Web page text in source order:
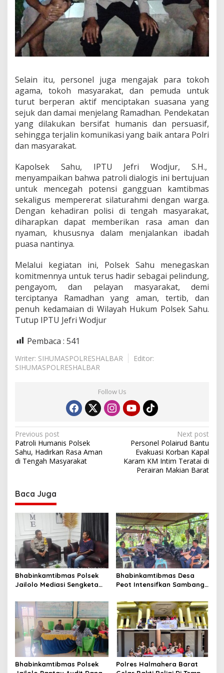
Selain itu, personel juga mengajak para tokoh
agama, tokoh masyarakat, dan pemuda untuk
turut berperan aktif menciptakan suasana yang
sejuk dan damai menjelang Ramadhan. Pendekatan
yang dilakukan bersifat humanis dan persuasif,
sehingga terjalin komunikasi yang baik antara Polri
dan masyarakat.
Kapolsek Sahu, IPTU Jefri Wodjur, S.H.,
menyampaikan bahwa patroli dialogis ini bertujuan
untuk mencegah potensi gangguan kamtibmas
sekaligus mempererat silaturahmi dengan warga.
Dengan kehadiran polisi di tengah masyarakat,
diharapkan dapat memberikan rasa aman dan
nyaman, khususnya dalam menjalankan ibadah
puasa nantinya.
Melalui kegiatan ini, Polsek Sahu menegaskan
komitmennya untuk terus hadir sebagai pelindung,
pengayom, dan pelayan masyarakat, demi
terciptanya Ramadhan yang aman, tertib, dan
penuh kedamaian di Wilayah Hukum Polsek Sahu.
Tutup IPTU Jefri Wodjur
Pembaca : 541
Writer: SIHUMASPOLRESHALBAR
Editor:
SIHUMASPOLRESHALBAR
Follow Us
P
o
s
n
a
i
g
a
t
i
o
n
Previous post
Patroli Humanis Polsek
Sahu, Hadirkan Rasa Aman
di Tengah Masyarakat
Next post
Personel Polairud Bantu
Evakuasi Korban Kapal
Karam KM Intim Teratai di
Perairan Makian Barat
Baca Juga
Bhabinkamtibmas Polsek
Jailolo Mediasi Sengketa
Penyelesaian Secara
Musyawarah
Bhabinkamtibmas Desa
Peot Intensifkan Sambang
Kamtibmas kepada Warga
Bhabinkamtibmas Polsek
Polres Halmahera Barat